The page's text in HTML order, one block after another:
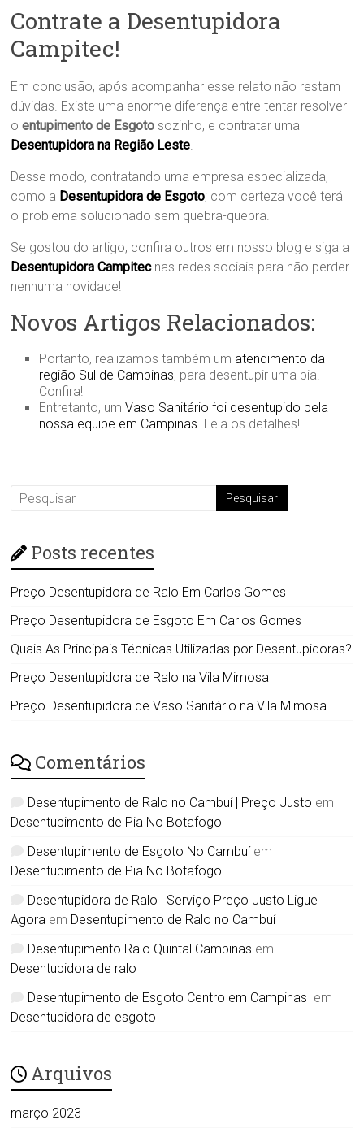
Contrate a Desentupidora
Campitec!
Em conclusão, após acompanhar esse relato não restam
dúvidas. Existe uma enorme diferença entre tentar resolver
oentupimento de Esgoto sozinho, e contratar uma
Desentupidora na Região Leste.
Desse modo, contratando uma empresa especializada,
como a Desentupidora de Esgoto; com certeza você terá
o problema solucionado sem quebra-quebra.
Se gostou do artigo, confira outros em nosso blog e siga a
Desentupidora Campitecnas redes sociais para não perder
nenhuma novidade!
Novos Artigos Relacionados:
Portanto, realizamos também um atendimento da
região Sul de Campinas, para desentupir uma pia.
Confira!
Entretanto, umVaso Sanitário foi desentupido pela
nossa equipe em Campinas. Leia os detalhes!
Posts recentes
Preço Desentupidora de Ralo Em Carlos Gomes
Preço Desentupidora de Esgoto Em Carlos Gomes
Quais As Principais Técnicas Utilizadas por Desentupidoras?
Preço Desentupidora de Ralo na Vila Mimosa
Preço Desentupidora de Vaso Sanitário na Vila Mimosa
Comentários
Desentupimento de Ralo no Cambuí | Preço Justo em
Desentupimento de Pia No Botafogo
Desentupimento de Esgoto No Cambuíem
Desentupimento de Pia No Botafogo
Desentupidora de Ralo | Serviço Preço Justo Ligue
Agora em Desentupimento de Ralo no Cambuí
Desentupimento Ralo Quintal Campinas em
Desentupidora de ralo
Desentupimento de Esgoto Centro em Campinas em
Desentupidora de esgoto
Arquivos
março 2023